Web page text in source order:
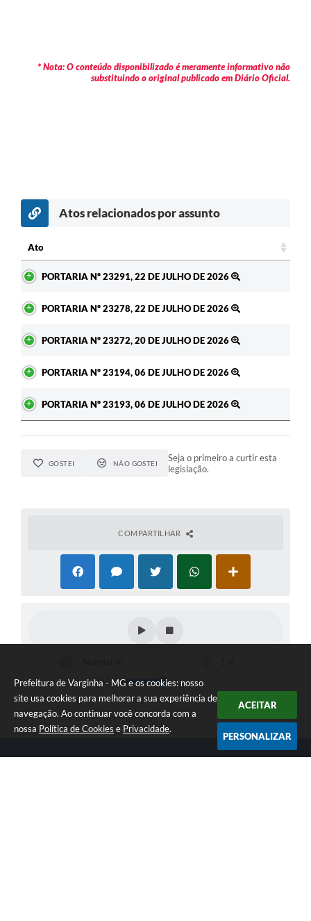
Prefeitura de Varginha - MG e os cookies: nosso
site usa cookies para melhorar a sua experiência de
navegação. Ao continuar você concorda com a
nossa Política de Cookies e Privacidade.
ACEITAR
PERSONALIZAR
* Nota: O conteúdo disponibilizado é meramente informativo não
substituindo o original publicado em Diário Oficial.
Atos relacionados por assunto
Ato
PORTARIA Nº 23291, 22 DE JULHO DE 2026
PORTARIA Nº 23278, 22 DE JULHO DE 2026
PORTARIA Nº 23272, 20 DE JULHO DE 2026
PORTARIA Nº 23194, 06 DE JULHO DE 2026
PORTARIA Nº 23193, 06 DE JULHO DE 2026
GOSTEI NÃO GOSTEI
Seja o primeiro a curtir esta
legislação.
COMPARTILHAR